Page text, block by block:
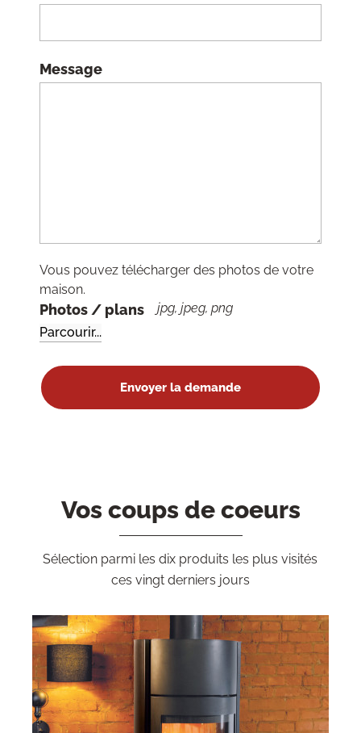
Message
Vous pouvez télécharger des photos de votre
maison.
Photos / plans jpg, jpeg, png
Vos coups de coeurs
Sélection parmi les dix produits les plus visités
ces vingt derniers jours